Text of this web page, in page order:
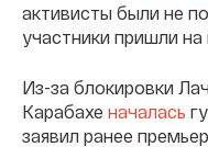
активисты были не
участники пришли на
Из-за блокировки
Карабахе началась
заявил ранее